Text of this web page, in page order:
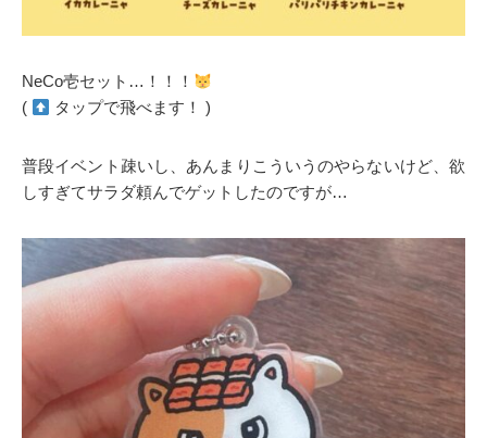
NeCo壱セット…！！！
(
タップで飛べます！ )
普段イベント疎いし、あんまりこういうのやらないけど、欲
しすぎてサラダ頼んでゲットしたのですが…